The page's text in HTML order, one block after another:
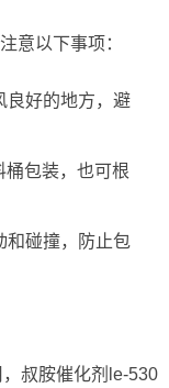
意以下事项：
良好的地方，避
包装，也可根
和碰撞，防止包
叔胺催化剂le-530